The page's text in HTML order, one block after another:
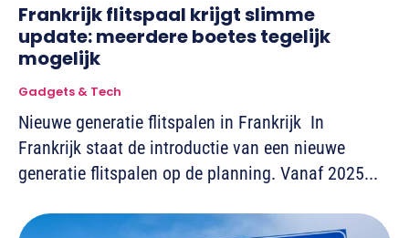
Frankrijk flitspaal krijgt slimme
update: meerdere boetes tegelijk
mogelijk
Gadgets & Tech
Nieuwe generatie flitspalen in Frankrijk In
Frankrijk staat de introductie van een nieuwe
generatie flitspalen op de planning. Vanaf 2025...